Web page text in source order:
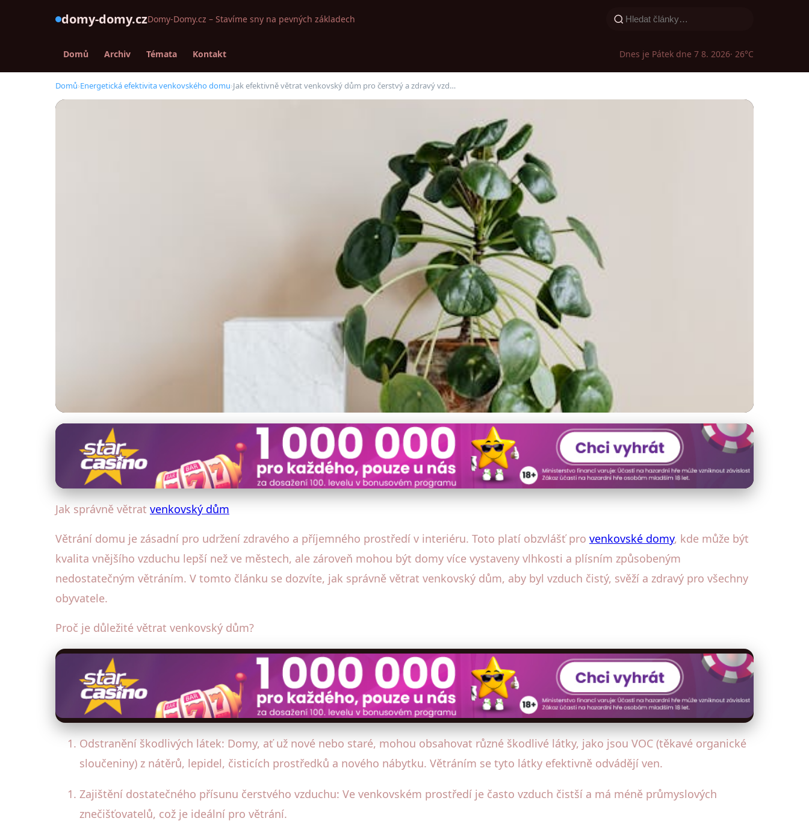
domy-domy.czDomy-Domy.cz – Stavíme sny na pevných základech
Domů Archiv Témata Kontakt Dnes je Pátek dne 7 8. 2026· 26°C
Domů›Energetická efektivita venkovského domu›Jak efektivně větrat venkovský dům pro čerstvý a zdravý vzd…
Energetická efektivita venkovského domu
Jak efektivně větrat venkovský dům pro čerstvý a zdravý vzduch
13. 1. 2026· 4 min čtení · Autor: Petr Malý
Jak správně větrat venkovský dům
Větrání domu je zásadní pro udržení zdravého a příjemného prostředí v interiéru. Toto platí obzvlášť pro venkovské domy, kde může být
kvalita vnějšího vzduchu lepší než ve městech, ale zároveň mohou být domy více vystaveny vlhkosti a plísním způsobeným
nedostatečným větráním. V tomto článku se dozvíte, jak správně větrat venkovský dům, aby byl vzduch čistý, svěží a zdravý pro všechny
obyvatele.
Proč je důležité větrat venkovský dům?
Odstranění škodlivých látek: Domy, ať už nové nebo staré, mohou obsahovat různé škodlivé látky, jako jsou VOC (těkavé organické
sloučeniny) z nátěrů, lepidel, čisticích prostředků a nového nábytku. Větráním se tyto látky efektivně odvádějí ven.
Zajištění dostatečného přísunu čerstvého vzduchu: Ve venkovském prostředí je často vzduch čistší a má méně průmyslových
znečišťovatelů, což je ideální pro větrání.